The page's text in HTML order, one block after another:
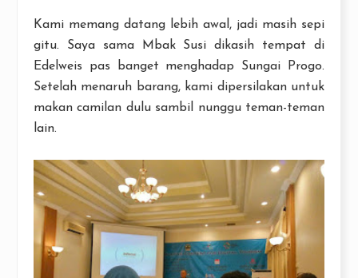
Kami memang datang lebih awal, jadi masih sepi
gitu. Saya sama Mbak Susi dikasih tempat di
Edelweis pas banget menghadap Sungai Progo.
Setelah menaruh barang, kami dipersilakan untuk
makan camilan dulu sambil nunggu teman-teman
lain.